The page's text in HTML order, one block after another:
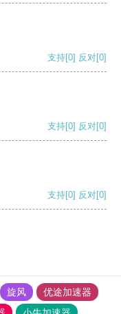
支持[0] 反对[0]
支持[0] 反对[0]
支持[0] 反对[0]
旋风
优途加速器